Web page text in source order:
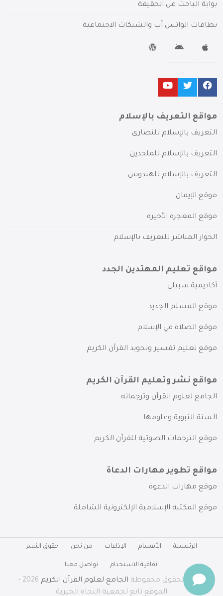
بوابة الباحث عن الحقيقة
بطاقات الواتس آب والشبكات الاجتماعية
مواقع التعريف بالإسلام
التعريف بالإسلام للنصارى
التعريف بالإسلام للملحدين
التعريف بالإسلام للهندوس
موقع الإيمان
موقع المعجزة الأخيرة
الحوار المباشر للتعريف بالإسلام
مواقع تعليم المهتدين الجدد
أكاديمية سبيلي
موقع المسلم الجديد
موقع الصلاة في الإسلام
موقع تعليم تفسير وتجويد القرآن الكريم
مواقع نشر وتعليم القرآن الكريم
الجامع لعلوم القرآن وترجماته
السنة النبوية وعلومها
موقع الترجمات الصوتية للقرآن الكريم
مواقع تطوير مهارات الدعاة
موقع مهارات الدعوة
موقع المكتبة الإسلامية الإلكترونية الشاملة
الرئيسية الأقسام الإذاعات من نحن حقوق النشر
اتفاقية الاستخدام تواصل معنا
جميع الحقوق محفوظة الجامع لعلوم القرآن الكريم
2026 -
الموقع تابع لجمعية النجاة الخيرية